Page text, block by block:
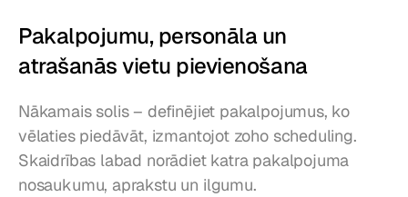
Pakalpojumu, personāla un
atrašanās vietu pievienošana
Nākamais solis – definējiet pakalpojumus, ko
vēlaties piedāvāt, izmantojot zoho scheduling.
Skaidrības labad norādiet katra pakalpojuma
nosaukumu, aprakstu un ilgumu.